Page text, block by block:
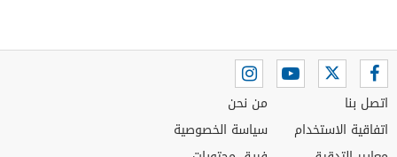
اتصل بنا
اتفاقية الاستخدام
من نحن
سياسة الخصوصية